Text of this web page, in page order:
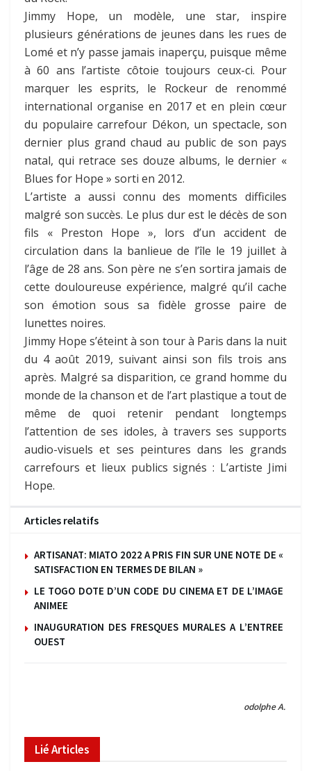
Jimmy Hope, un modèle, une star, inspire
plusieurs générations de jeunes dans les rues de
Lomé et n’y passe jamais inaperçu, puisque même
à 60 ans l’artiste côtoie toujours ceux-ci. Pour
marquer les esprits, le Rockeur de renommé
international organise en 2017 et en plein cœur
du populaire carrefour Dékon, un spectacle, son
dernier plus grand chaud au public de son pays
natal, qui retrace ses douze albums, le dernier «
Blues for Hope » sorti en 2012.
L’artiste a aussi connu des moments difficiles
malgré son succès. Le plus dur est le décès de son
fils « Preston Hope », lors d’un accident de
circulation dans la banlieue de l’île le 19 juillet à
l’âge de 28 ans. Son père ne s’en sortira jamais de
cette douloureuse expérience, malgré qu’il cache
son émotion sous sa fidèle grosse paire de
lunettes noires.
Jimmy Hope s’éteint à son tour à Paris dans la nuit
du 4 août 2019, suivant ainsi son fils trois ans
après. Malgré sa disparition, ce grand homme du
monde de la chanson et de l’art plastique a tout de
même de quoi retenir pendant longtemps
l’attention de ses idoles, à travers ses supports
audio-visuels et ses peintures dans les grands
carrefours et lieux publics signés : L’artiste Jimi
Hope.
Articles relatifs
ARTISANAT: MIATO 2022 A PRIS FIN SUR UNE NOTE DE «
SATISFACTION EN TERMES DE BILAN »
LE TOGO DOTE D’UN CODE DU CINEMA ET DE L’IMAGE
ANIMEE
INAUGURATION DES FRESQUES MURALES A L’ENTREE
OUEST
odolphe A.
LiéArticles